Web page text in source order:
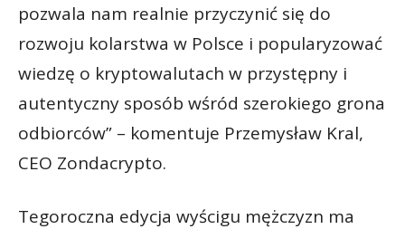
pozwala nam realnie przyczynić się do
rozwoju kolarstwa w Polsce i popularyzować
wiedzę o kryptowalutach w przystępny i
autentyczny sposób wśród szerokiego grona
odbiorców” – komentuje Przemysław Kral,
CEO Zondacrypto.
Tegoroczna edycja wyścigu mężczyzn ma